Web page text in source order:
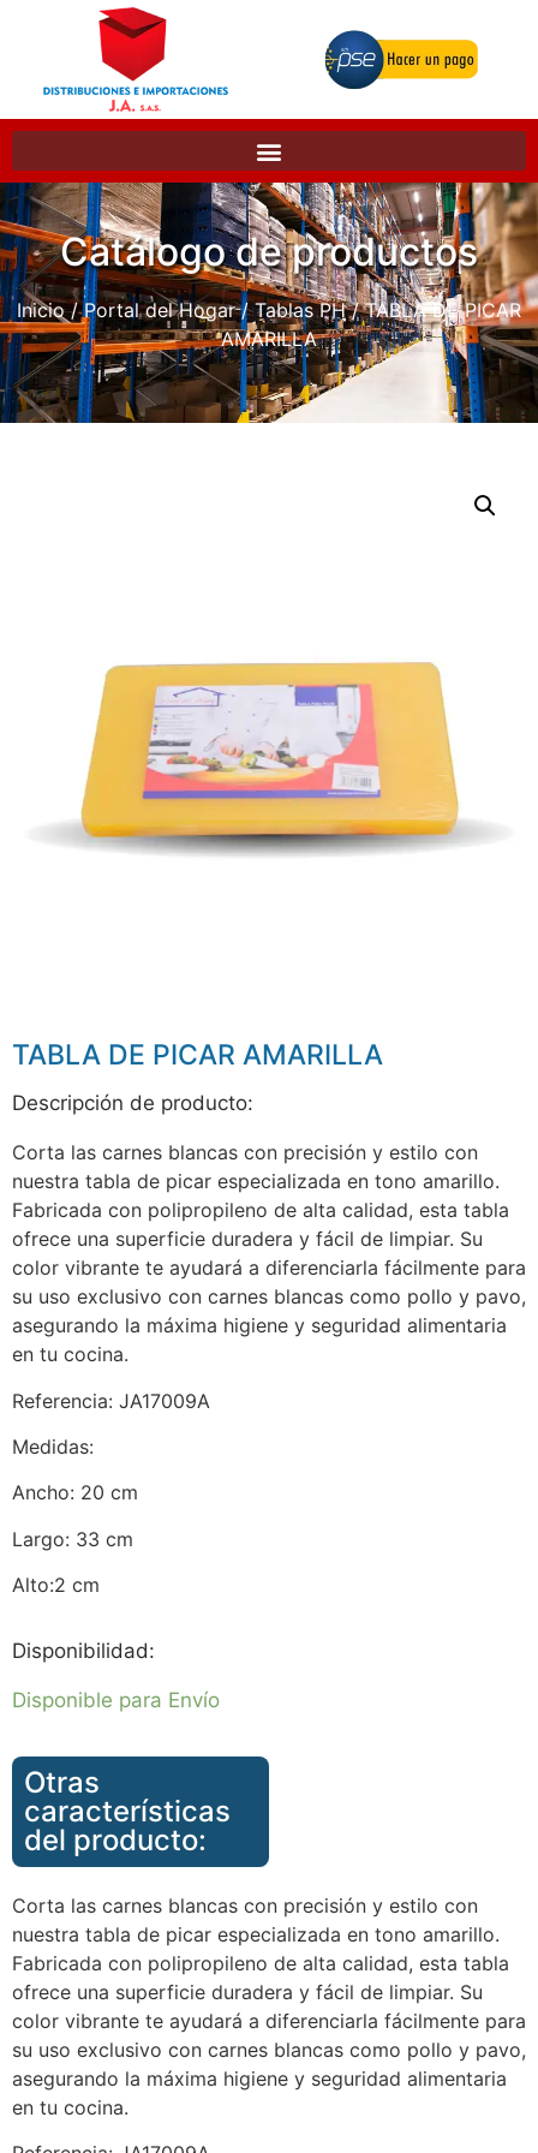
Catálogo de productos
Inicio/Portal del Hogar/Tablas PH/ TABLA DE PICAR
AMARILLA
TABLA DE PICAR AMARILLA
Descripción de producto:
Corta las carnes blancas con precisión y estilo con
nuestra tabla de picar especializada en tono amarillo.
Fabricada con polipropileno de alta calidad, esta tabla
ofrece una superficie duradera y fácil de limpiar. Su
color vibrante te ayudará a diferenciarla fácilmente para
su uso exclusivo con carnes blancas como pollo y pavo,
asegurando la máxima higiene y seguridad alimentaria
en tu cocina.
Referencia: JA17009A
Medidas:
Ancho: 20 cm
Largo: 33 cm
Alto:2 cm
Disponibilidad:
Disponible para Envío
Otras
características
del producto:
Corta las carnes blancas con precisión y estilo con
nuestra tabla de picar especializada en tono amarillo.
Fabricada con polipropileno de alta calidad, esta tabla
ofrece una superficie duradera y fácil de limpiar. Su
color vibrante te ayudará a diferenciarla fácilmente para
su uso exclusivo con carnes blancas como pollo y pavo,
asegurando la máxima higiene y seguridad alimentaria
en tu cocina.